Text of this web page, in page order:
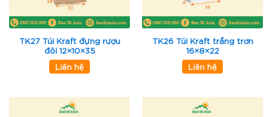
TK27 Túi Kraft đựng rượu
đôi 12×10×35
Liên hệ
TK26 Túi Kraft trắng trơn
16×8×22
Liên hệ